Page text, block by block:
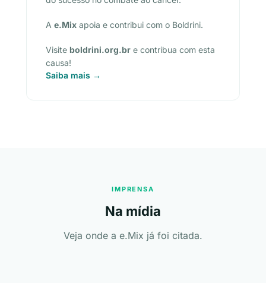
A e.Mix apoia e contribui com o Boldrini.
Visite boldrini.org.br e contribua com esta
causa!
Saiba mais →
IMPRENSA
Na mídia
Veja onde a e.Mix já foi citada.